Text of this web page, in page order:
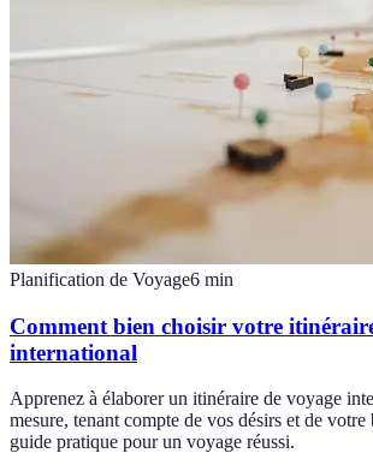
Planification de Voyage6 min
Comment bien choisir votre
international
Apprenez à élaborer un itinéraire de voyage
mesure, tenant compte de vos désirs et de
guide pratique pour un voyage réussi.